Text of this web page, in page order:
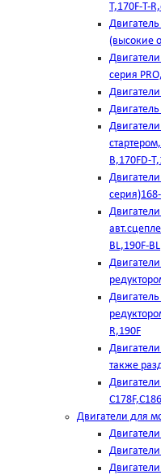
T,170F-T-
(высокие
серия
B,170FD-
BL,190F-BL
R,190F
также
Двигатели для
Двигатели